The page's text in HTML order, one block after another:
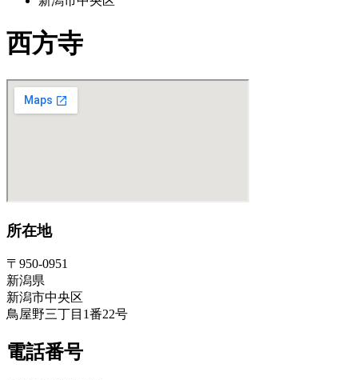
西方寺
所在地
〒950-0951
新潟県
新潟市中央区
鳥屋野三丁目1番22号
電話番号